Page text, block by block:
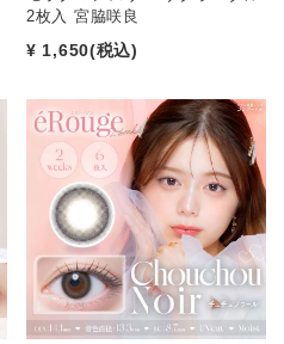
2枚入 宮脇咲良
¥ 1,650(税込)